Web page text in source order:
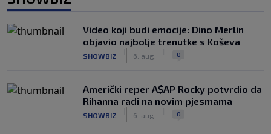
Video koji budi emocije: Dino Merlin
objavio najbolje trenutke s Koševa
SHOWBIZ 6. aug. 0
Američki reper A$AP Rocky potvrdio da
Rihanna radi na novim pjesmama
SHOWBIZ 6. aug. 0